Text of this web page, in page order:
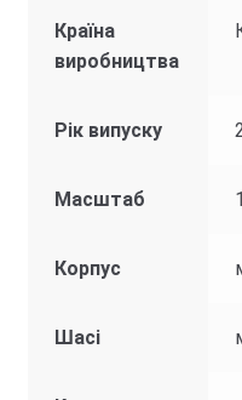
Країна
виробництва
Рік випуску
Масштаб
Корпус
Шасі